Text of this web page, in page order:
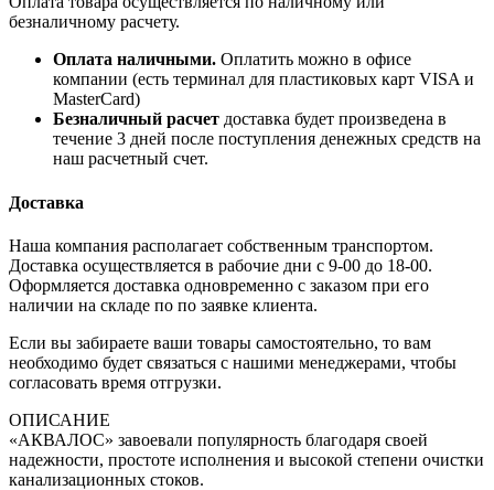
безналичному расчету.
Оплата наличными. Оплатить можно в офисе
компании (есть терминал для пластиковых карт VISA и
MasterCard)
Безналичный расчет доставка будет произведена в
течение 3 дней после поступления денежных средств на
наш расчетный счет.
Доставка
Наша компания располагает собственным транспортом.
Доставка осуществляется в рабочие дни с 9-00 до 18-00.
Оформляется доставка одновременно с заказом при его
наличии на складе по по заявке клиента.
Если вы забираете ваши товары самостоятельно, то вам
необходимо будет связаться с нашими менеджерами, чтобы
согласовать время отгрузки.
ОПИСАНИЕ
«АКВАЛОС» завоевали популярность благодаря своей
надежности, простоте исполнения и высокой степени очистки
канализационных стоков.